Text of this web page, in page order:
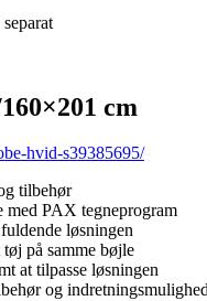
cm
hvid-s39385695/
tilbehør
med PAX tegneprogram
løsningen
på samme bøjle
at tilpasse løsningen
og